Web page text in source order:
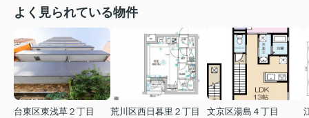
よく見られている物件
台東区東浅草２丁目
荒川区西日暮里２丁目
文京区湯島４丁目